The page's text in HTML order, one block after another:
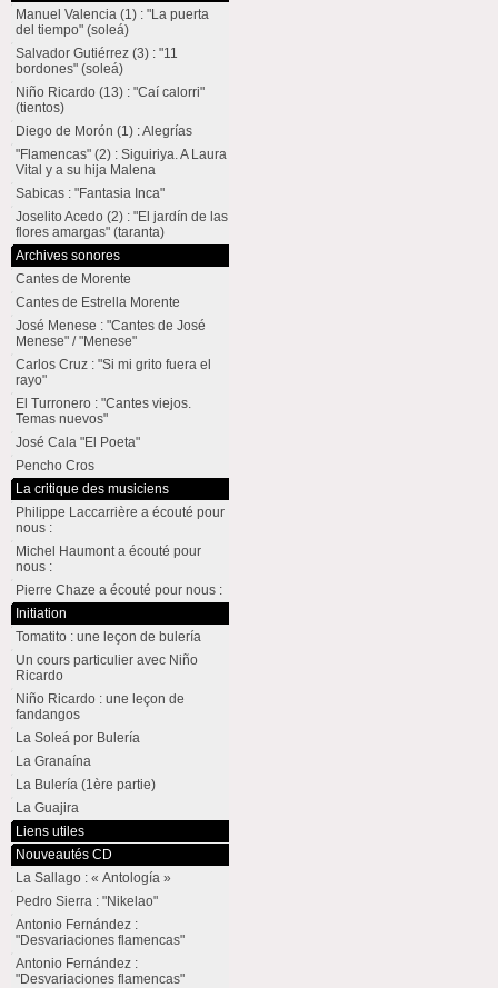
Manuel Valencia (1) : "La puerta
del tiempo" (soleá)
Salvador Gutiérrez (3) : "11
bordones" (soleá)
Niño Ricardo (13) : "Caí calorri"
(tientos)
Diego de Morón (1) : Alegrías
"Flamencas" (2) : Siguiriya. A Laura
Vital y a su hija Malena
Sabicas : "Fantasia Inca"
Joselito Acedo (2) : "El jardín de las
flores amargas" (taranta)
Archives sonores
Cantes de Morente
Cantes de Estrella Morente
José Menese : "Cantes de José
Menese" / "Menese"
Carlos Cruz : "Si mi grito fuera el
rayo"
El Turronero : "Cantes viejos.
Temas nuevos"
José Cala "El Poeta"
Pencho Cros
La critique des musiciens
Philippe Laccarrière a écouté pour
nous :
Michel Haumont a écouté pour
nous :
Pierre Chaze a écouté pour nous :
Initiation
Tomatito : une leçon de bulería
Un cours particulier avec Niño
Ricardo
Niño Ricardo : une leçon de
fandangos
La Soleá por Bulería
La Granaína
La Bulería (1ère partie)
La Guajira
Liens utiles
Nouveautés CD
La Sallago : « Antología »
Pedro Sierra : "Nikelao"
Antonio Fernández :
"Desvariaciones flamencas"
Antonio Fernández :
"Desvariaciones flamencas"